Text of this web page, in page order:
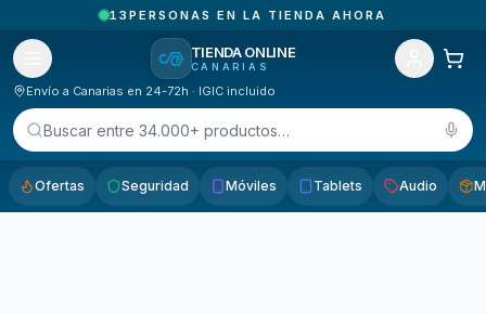
13PERSONAS EN LA TIENDA AHORA
TIENDA ONLINE
CANARIAS
Envío a Canarias en 24-72h · IGIC incluido
Buscar entre 34.000+ productos…
Ofertas Seguridad Móviles Tablets Audio